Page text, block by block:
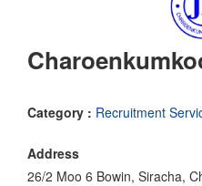
Category : Recruitment
Address
26/2 Moo 6 Bowin, Siracha,